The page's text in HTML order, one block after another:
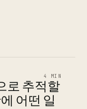
4 MIN
로 추적할
어떤 일